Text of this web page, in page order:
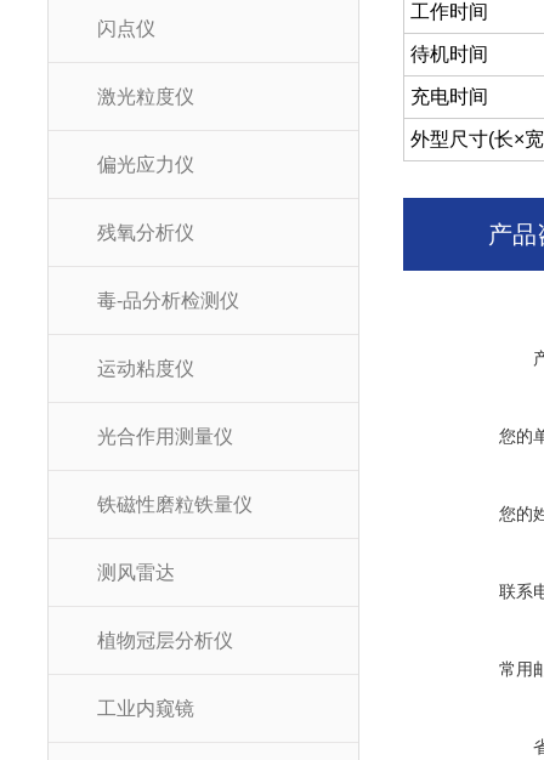
闪点仪
激光粒度仪
偏光应力仪
残氧分析仪
毒-品分析检测仪
运动粘度仪
光合作用测量仪
铁磁性磨粒铁量仪
测风雷达
植物冠层分析仪
工业内窥镜
工作时间
待机时间
充电时间
外型尺寸(长×
产品
您的
您的
联系
常用